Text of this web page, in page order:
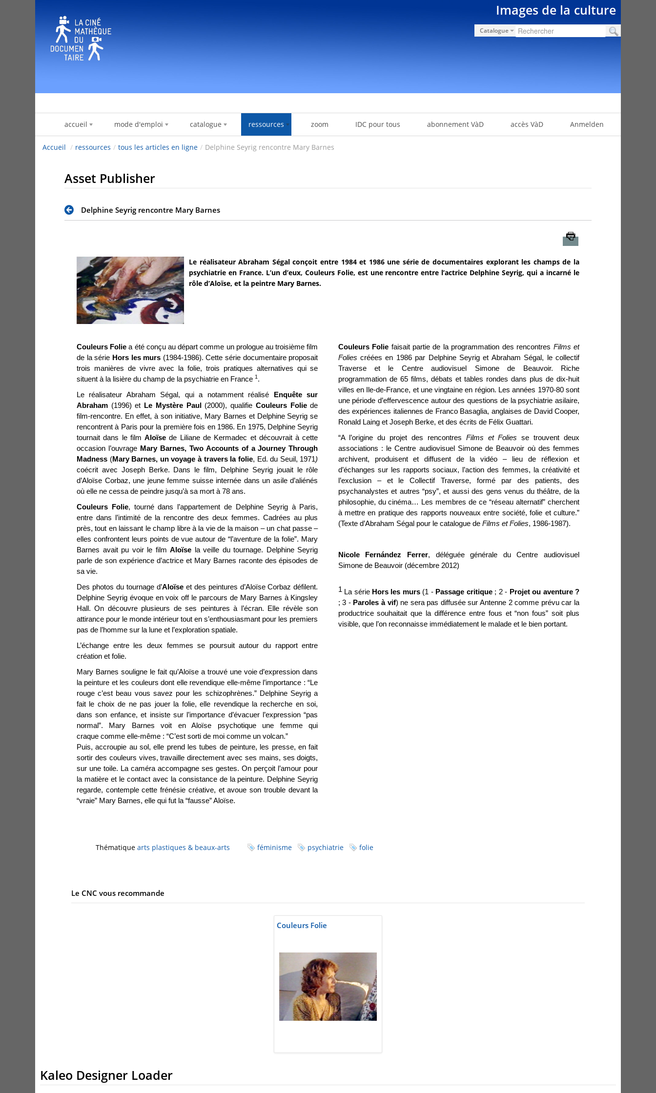
Images de la culture
Catalogue
accueil mode d'emploi catalogue ressources zoom IDC pour tous abonnement VàD accès VàD Anmelden
Accueil / ressources / tous les articles en ligne / Delphine Seyrig rencontre Mary Barnes
Asset Publisher
Delphine Seyrig rencontre Mary Barnes
Le réalisateur Abraham Ségal conçoit entre 1984 et 1986 une série de documentaires explorant les champs de la
psychiatrie en France. L’un d’eux, Couleurs Folie, est une rencontre entre l’actrice Delphine Seyrig, qui a incarné le
rôle d’Aloïse, et la peintre Mary Barnes.
Couleurs Folie a été conçu au départ comme un prologue au troisième film
de la série Hors les murs (1984-1986). Cette série documentaire proposait
trois manières de vivre avec la folie, trois pratiques alternatives qui se
situent à la lisière du champ de la psychiatrie en France 1 .
Le réalisateur Abraham Ségal, qui a notamment réalisé
Enquête sur
Abraham (1996) et Le Mystère Paul (2000), qualifie Couleurs Foliede
film-rencontre. En effet, à son initiative, Mary Barnes et Delphine Seyrig se
rencontrent à Paris pour la première fois en 1986. En 1975, Delphine Seyrig
tournait dans le filmAloïsede Liliane de Kermadec et découvrait à cette
occasion l’ouvrage Mary Barnes, Two Accounts of a Journey Through
Madness (Mary Barnes, un voyage à travers la folie, Ed. du Seuil, 1971)
coécrit avec Joseph Berke. Dans le film, Delphine Seyrig jouait le rôle
d’Aloïse Corbaz, une jeune femme suisse internée dans un asile d’aliénés
où elle ne cessa de peindre jusqu’à sa mort à 78 ans.
Couleurs Folie, tourné dans l’appartement de Delphine Seyrig à Paris,
entre dans l’intimité de la rencontre des deux femmes. Cadrées au plus
près, tout en laissant le champ libre à la vie de la maison –un chat passe–
elles confrontent leurs points de vue autour de “l’aventure de la folie”. Mary
Barnes avait pu voir le filmAloïse la veille du tournage. Delphine Seyrig
parle de son expérience d’actrice et Mary Barnes raconte des épisodes de
sa vie.
Des photos du tournage d’Aloïseet des peintures d’Aloïse Corbaz défilent.
Delphine Seyrig évoque en voix off le parcours de Mary Barnes à Kingsley
Hall. On découvre plusieurs de ses peintures à l’écran. Elle révèle son
attirance pour le monde intérieur tout en s’enthousiasmant pour les premiers
pas de l’homme sur la lune et l’exploration spatiale.
L’échange entre les deux femmes se poursuit autour du rapport entre
création et folie.
Mary Barnes souligne le fait qu’Aloïse a trouvé une voie d’expression dans
la peinture et les couleurs dont elle revendique elle-même l’importance : “Le
rouge c’est beau vous savez pour les schizophrènes.” Delphine Seyrig a
fait le choix de ne pas jouer la folie, elle revendique la recherche en soi,
dans son enfance, et insiste sur l’importance d’évacuer l’expression “pas
normal”. Mary Barnes voit en Aloïse psychotique une femme qui
craque comme elle-même : “C’est sorti de moi comme un volcan.”
Puis, accroupie au sol, elle prend les tubes de peinture, les presse, en fait
sortir des couleurs vives, travaille directement avec ses mains, ses doigts,
sur une toile. La caméra accompagne ses gestes. On perçoit l’amour pour
la matière et le contact avec la consistance de la peinture. Delphine Seyrig
regarde, contemple cette frénésie créative, et avoue son trouble devant la
“vraie” Mary Barnes, elle qui fut la “fausse” Aloïse.
Couleurs Folie faisait partie de la programmation des rencontres Films et
Folies créées en 1986 par Delphine Seyrig et Abraham Ségal, le collectif
Traverse et le Centre audiovisuel Simone de Beauvoir. Riche
programmation de 65 films, débats et tables rondes dans plus de dix-huit
villes en Ile-de-France, et une vingtaine en région. Les années 1970-80 sont
une période d’effervescence autour des questions de la psychiatrie asilaire,
des expériences italiennes de Franco Basaglia, anglaises de David Cooper,
Ronald Laing et Joseph Berke, et des écrits de Félix Guattari.
“A l’origine du projet des rencontres Films et Folies se trouvent deux
associations : le Centre audiovisuel Simone de Beauvoir où des femmes
archivent, produisent et diffusent de la vidéo–lieu de réflexion et
d’échanges sur les rapports sociaux, l’action des femmes, la créativité et
l’exclusion –et le Collectif Traverse, formé par des patients, des
psychanalystes et autres “psy”, et aussi des gens venus du théâtre, de la
philosophie, du cinéma… Les membres de ce “réseau alternatif” cherchent
à mettre en pratique des rapports nouveaux entre société, folie et culture.”
(Texte d’Abraham Ségal pour le catalogue de Films et Folies, 1986-1987).
Nicole Fernández Ferrer, déléguée générale du Centre audiovisuel
Simone de Beauvoir (décembre 2012)
1La série Hors les murs (1 - Passage critique; 2 - Projet ou aventure ?
; 3 - Paroles à vif) ne sera pas diffusée sur Antenne 2 comme prévu car la
productrice souhaitait que la différence entre fous et “non fous” soit plus
visible, que l’on reconnaisse immédiatement le malade et le bien portant.
Thématique arts plastiques & beaux-arts féminisme psychiatrie folie
Le CNC vous recommande
Couleurs Folie
Kaleo Designer Loader